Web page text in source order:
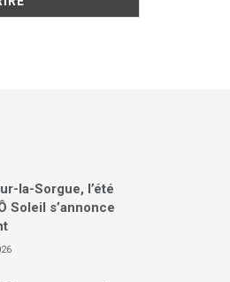
la-Sorgue, l’été
Soleil s’annonce